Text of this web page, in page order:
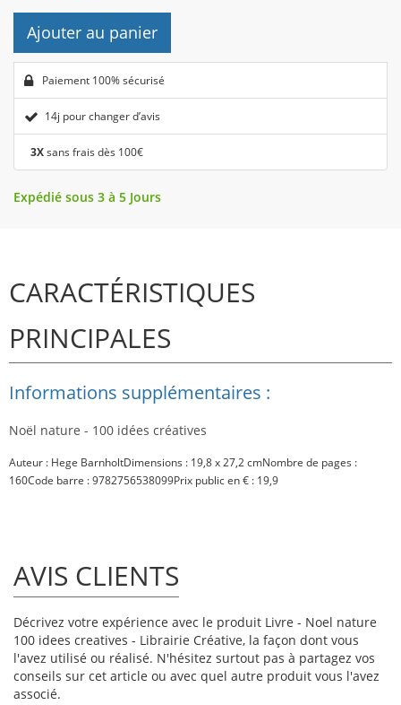
Ajouter au panier
Paiement 100% sécurisé
14j pour changer d’avis
3Xsans frais dès 100€
Expédié sous 3 à 5 Jours
CARACTÉRISTIQUES
PRINCIPALES
Informations supplémentaires :
Noël nature - 100 idées créatives
Auteur : Hege BarnholtDimensions : 19,8 x 27,2 cmNombre de pages :
160Code barre : 9782756538099Prix public en € : 19,9
AVIS CLIENTS
Décrivez votre expérience avec le produit Livre - Noel nature
100 idees creatives - Librairie Créative, la façon dont vous
l'avez utilisé ou réalisé. N'hésitez surtout pas à partagez vos
conseils sur cet article ou avec quel autre produit vous l'avez
associé.